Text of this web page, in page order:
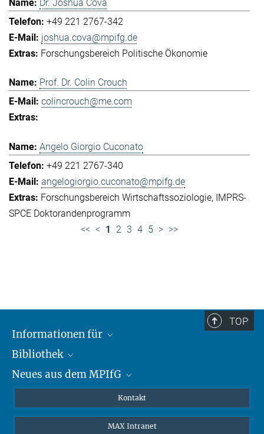
Dr. Joshua Cova
+49 221 2767-342
joshua.cova@mpifg.de
Forschungsbereich Politische Ökonomie
Prof. Dr. Colin Crouch
colincrouch@me.com
Angelo Giorgio Cuconato
+49 221 2767-340
angelogiorgio.cuconato@mpifg.de
Forschungsbereich Wirtschaftssoziologie IMPRS-
SPCE Doktorandenprogramm
<< < 1 2 3 4 5 > >>
TOP
Informationen für
Forschende
Gäste
Bibliothek
Profil
Neues aus dem MPIfG
Newsletter abonnieren
Kontakt
MAX Intranet